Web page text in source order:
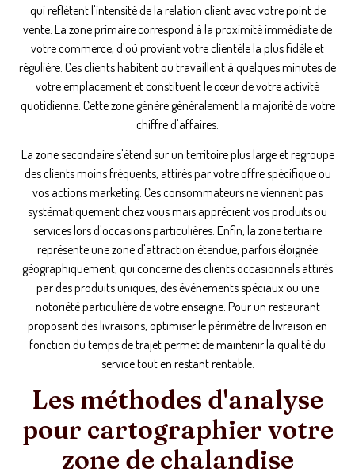
qui reflètent l'intensité de la relation client avec votre point de
vente. La zone primaire correspond à la proximité immédiate de
votre commerce, d'où provient votre clientèle la plus fidèle et
régulière. Ces clients habitent ou travaillent à quelques minutes de
votre emplacement et constituent le cœur de votre activité
quotidienne. Cette zone génère généralement la majorité de votre
chiffre d'affaires.
La zone secondaire s'étend sur un territoire plus large et regroupe
des clients moins fréquents, attirés par votre offre spécifique ou
vos actions marketing. Ces consommateurs ne viennent pas
systématiquement chez vous mais apprécient vos produits ou
services lors d'occasions particulières. Enfin, la zone tertiaire
représente une zone d'attraction étendue, parfois éloignée
géographiquement, qui concerne des clients occasionnels attirés
par des produits uniques, des événements spéciaux ou une
notoriété particulière de votre enseigne. Pour un restaurant
proposant des livraisons, optimiser le périmètre de livraison en
fonction du temps de trajet permet de maintenir la qualité du
service tout en restant rentable.
Les méthodes d'analyse
pour cartographier votre
zone de chalandise